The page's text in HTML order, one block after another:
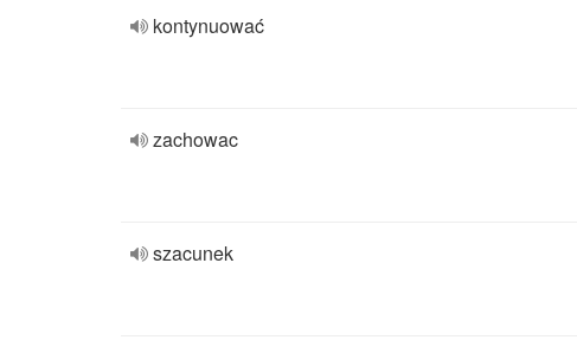
kontynuować
zachowac
szacunek